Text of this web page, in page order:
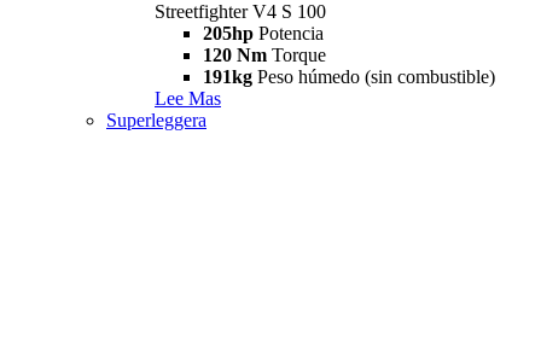
Streetfighter V4 S 100
205hp Potencia
120 Nm Torque
191kg Peso húmedo (sin combustible)
Lee Mas
Superleggera